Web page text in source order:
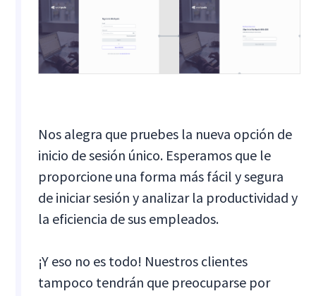
Nos alegra que pruebes la nueva opción de
inicio de sesión único. Esperamos que le
proporcione una forma más fácil y segura
de iniciar sesión y analizar la productividad y
la eficiencia de sus empleados.
¡Y eso no es todo! Nuestros clientes
tampoco tendrán que preocuparse por